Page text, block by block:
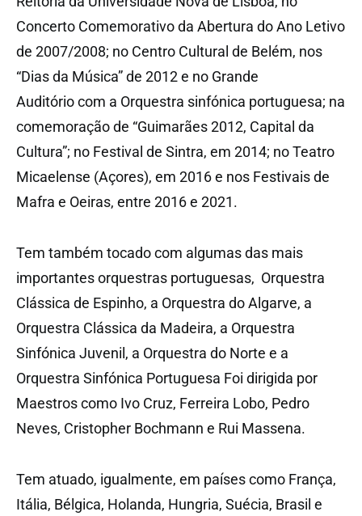
Concerto Comemorativo da Abertura do Ano Letivo
de 2007/2008; no Centro Cultural de Belém, nos
“Dias da Música” de 2012 e no Grande
Auditório com a Orquestra sinfónica portuguesa; na
comemoração de “Guimarães 2012, Capital da
Cultura”; no Festival de Sintra, em 2014; no Teatro
Micaelense (Açores), em 2016 e nos Festivais de
Mafra e Oeiras, entre 2016 e 2021.
Tem também tocado com algumas das mais
importantes orquestras portuguesas, Orquestra
Clássica de Espinho, a Orquestra do Algarve, a
Orquestra Clássica da Madeira, a Orquestra
Sinfónica Juvenil, a Orquestra do Norte e a
Orquestra Sinfónica Portuguesa Foi dirigida por
Maestros como Ivo Cruz, Ferreira Lobo, Pedro
Neves, Cristopher Bochmann e Rui Massena.
Tem atuado, igualmente, em países como França,
Itália, Bélgica, Holanda, Hungria, Suécia, Brasil e